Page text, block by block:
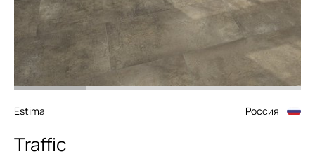
Estima Россия
Traffic